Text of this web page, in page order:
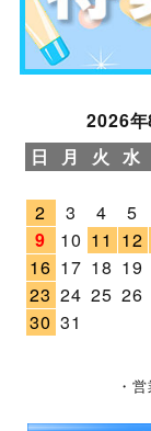
2026年
日
月 火 水
2
3 4 5
9
10 11 12
16 17 18 19
23 24 25 26
30 31
・